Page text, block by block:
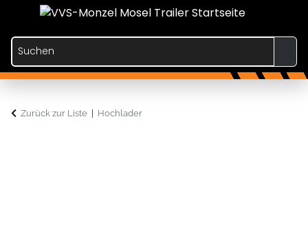
Zurück zur Liste Hochlader